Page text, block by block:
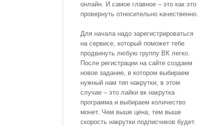
онлайн. И самое главное – это как это
провернуть относительно качественно.
Для начала надо зарегистрироваться
на сервисе, который поможет тебе
продвинуть любую группу ВК легко.
После регистрации на сайте создаем
новое задание, в котором выбираем
нужный нам тип накрутки, в этом
случае – это лайки вк накрутка
программа и выбираем количество
монет. Чем выше цена, тем выше
скорость накрутки подписчиков будет.